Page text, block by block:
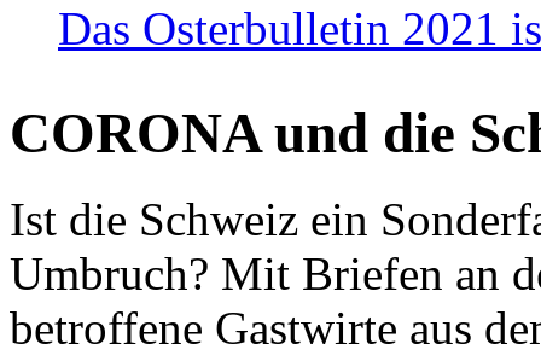
Das Osterbulletin 2021
CORONA und die
Ist die Schweiz ein
Umbruch? Mit Briefen an
betroffene Gastwirte aus